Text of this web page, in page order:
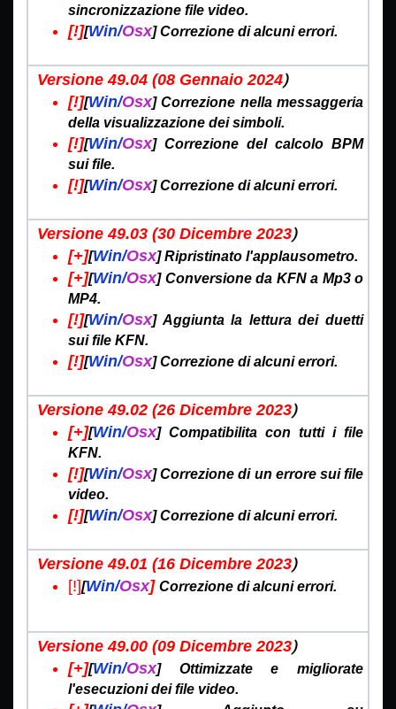
sincronizzazione file video.
[!][Win/Osx] Correzione di alcuni errori.
Versione 49.04 (08 Gennaio 2024)
[!][Win/Osx] Correzione nella messaggeria
della visualizzazione dei simboli.
[!][Win/Osx] Correzione del calcolo BPM
sui file.
[!][Win/Osx] Correzione di alcuni errori.
Versione 49.03 (30 Dicembre 2023)
[+][Win/Osx] Ripristinato l'applausometro.
[+][Win/Osx] Conversione da KFN a Mp3 o
MP4.
[!][Win/Osx] Aggiunta la lettura dei duetti
sui file KFN.
[!][Win/Osx] Correzione di alcuni errori.
Versione 49.02 (26 Dicembre 2023)
[+][Win/Osx] Compatibilita con tutti i file
KFN.
[!][Win/Osx] Correzione di un errore sui file
video.
[!][Win/Osx] Correzione di alcuni errori.
Versione 49.01 (16 Dicembre 2023)
[!][Win/Osx] Correzione di alcuni errori.
Versione 49.00 (09 Dicembre 2023)
[+][Win/Osx]
Ottimizzate e migliorate
l'esecuzioni dei file video.